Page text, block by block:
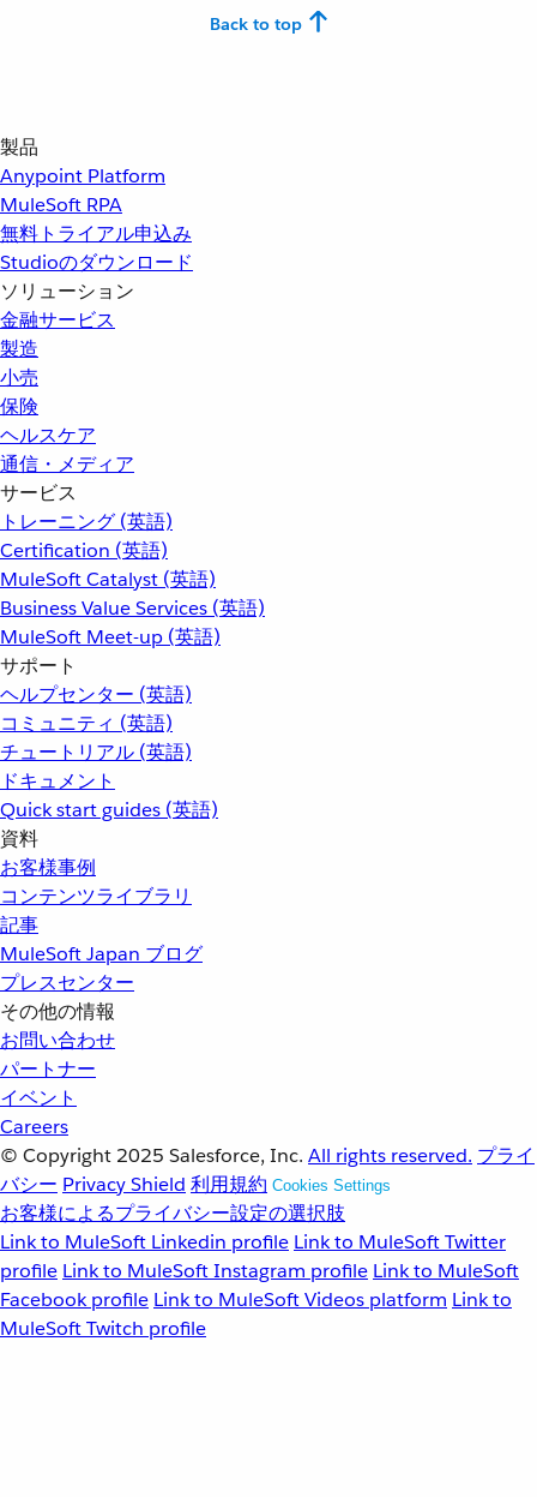
Back to top
製品
Anypoint Platform
MuleSoft RPA
無料トライアル申込み
Studioのダウンロード
ソリューション
金融サービス
製造
小売
保険
ヘルスケア
通信・メディア
サービス
トレーニング (英語)
Certification (英語)
MuleSoft Catalyst (英語)
Business Value Services (英語)
MuleSoft Meet-up (英語)
サポート
ヘルプセンター (英語)
コミュニティ (英語)
チュートリアル (英語)
ドキュメント
Quick start guides (英語)
資料
お客様事例
コンテンツライブラリ
記事
MuleSoft Japan ブログ
プレスセンター
その他の情報
お問い合わせ
パートナー
イベント
Careers
© Copyright 2025 Salesforce, Inc. All rights reserved. プライ
バシー Privacy Shield 利用規約 Cookies Settings
お客様によるプライバシー設定の選択肢
Link to MuleSoft Linkedin profile Link to MuleSoft Twitter
profile Link to MuleSoft Instagram profile Link to MuleSoft
Facebook profile Link to MuleSoft Videos platform Link to
MuleSoft Twitch profile